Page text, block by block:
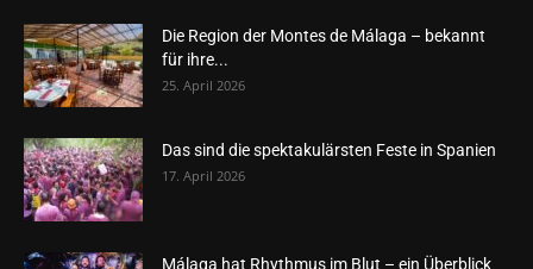
Die Region der Montes de Málaga – bekannt
für ihre...
25. April 2026
Das sind die spektakulärsten Feste in Spanien
17. April 2026
Málaga hat Rhythmus im Blut – ein Überblick